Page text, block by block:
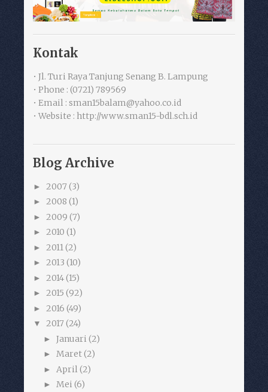
Kontak
• Jl. Turi Raya Tanjung Senang B. Lampung
• Phone : (0721) 789569
• Email : sman15balam@yahoo.co.id
• Website : http://www.sman15-bdl.sch.id
Blog Archive
► 2007 (3)
► 2008 (1)
► 2009 (7)
► 2010 (1)
► 2011 (2)
► 2013 (10)
► 2014(15)
► 2015 (92)
► 2016 (49)
▼ 2017 (24)
► Januari (2)
► Maret(2)
► April (2)
► Mei (6)